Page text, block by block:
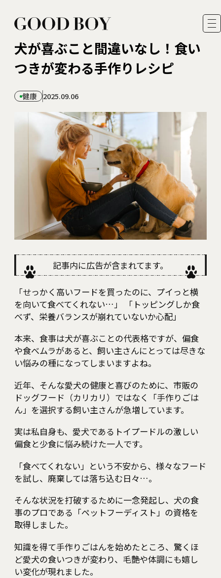
著者一覧
お問い合わせ
プライバシーポリシー・ 免責事項
FEATURES
READER MODEL
RECOMMEND
Category
Health
Lifestyle
Fashion
Education
犬が喜ぶこと間違いなし！食い
つきが変わる手作りレシピ
健康 2025.09.06
記事内に広告が含まれてます。
「せっかく高いフードを買ったのに、プイっと横
を向いて食べてくれない…」 「トッピングしか食
べず、栄養バランスが崩れていないか心配」
本来、食事は犬が喜ぶことの代表格ですが、偏食
や食べムラがあると、飼い主さんにとっては尽きな
い悩みの種になってしまいますよね。
近年、そんな愛犬の健康と喜びのために、市販の
ドッグフード（カリカリ）ではなく「手作りごは
ん」を選択する飼い主さんが急増しています。
実は私自身も、愛犬であるトイプードルの激しい
偏食と少食に悩み続けた一人です。
「食べてくれない」という不安から、様々なフード
を試し、廃棄しては落ち込む日々…。
そんな状況を打破するために一念発起し、犬の食
事のプロである「ペットフーディスト」の資格を
取得しました。
知識を得て手作りごはんを始めたところ、驚くほ
ど愛犬の食いつきが変わり、毛艶や体調にも嬉し
い変化が現れました。